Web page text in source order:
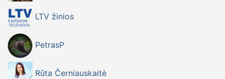
LTV žinios
PetrasP
Rūta Černiauskaitė